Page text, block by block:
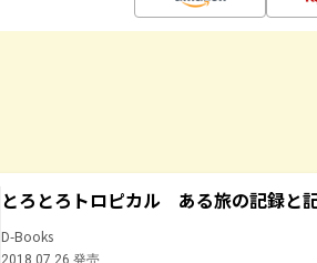
とろとろトロピカル ある旅の記録と
D-Books
2018.07.26 発売